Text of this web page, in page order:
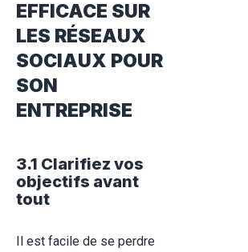
EFFICACE SUR
LES RÉSEAUX
SOCIAUX POUR
SON
ENTREPRISE
3.1 Clarifiez vos
objectifs avant
tout
Il est facile de se perdre